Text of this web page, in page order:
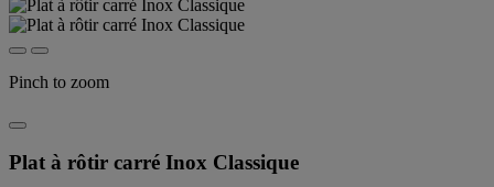
Pinch to zoom
Plat à rôtir carré Inox Classique